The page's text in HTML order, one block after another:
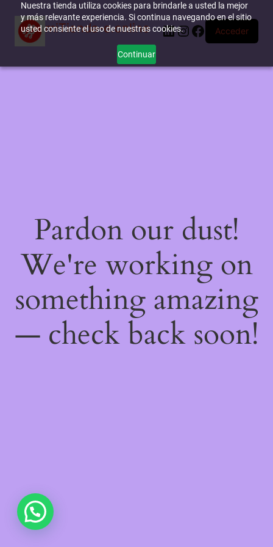
Nuestra tienda utiliza cookies para brindarle a usted la mejor
y más relevante experiencia. Si continua navegando en el sitio
usted consiente el uso de nuestras cookies.
Continuar
miTienda-e.online LinkedIn
Instagram
Facebook
Acceder
Pardon our dust!
We're working on
something amazing
— check back soon!